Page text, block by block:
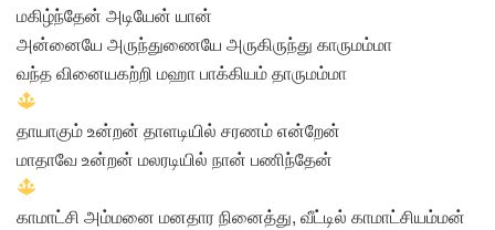
மகிழ்ந்தேன் அடியேன் யான்
அன்னையே அருந்துணையே அருகிருந்து காருமம்மா
வந்த வினையகற்றி மஹா பாக்கியம் தாருமம்மா
தாயாகும் உன்றன் தாளடியில் சரணம் என்றேன்
மாதாவே உன்றன் மலரடியில் நான் பணிந்தேன்
காமாட்சி அம்மனை மனதார நினைத்து, வீட்டில் காமாட்சியம்மன்